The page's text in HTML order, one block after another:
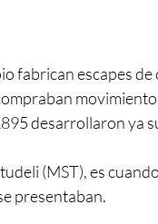
fabrican escapes de
desarrollaron ya
(MST), es cuando
presentaban.